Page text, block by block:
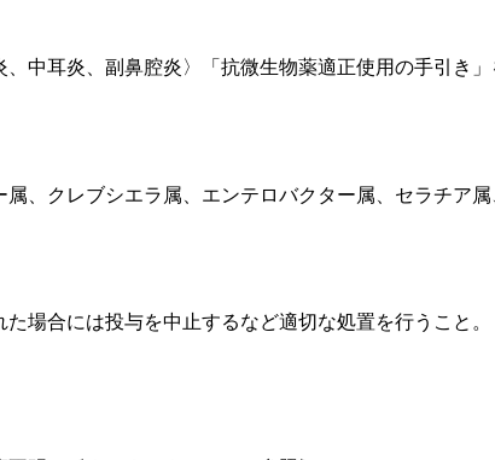
中耳炎、副鼻腔炎〉「抗微生物薬適正使用の手引き
、クレブシエラ属、エンテロバクター属、セラチア
場合には投与を中止するなど適切な処置を行うこと。